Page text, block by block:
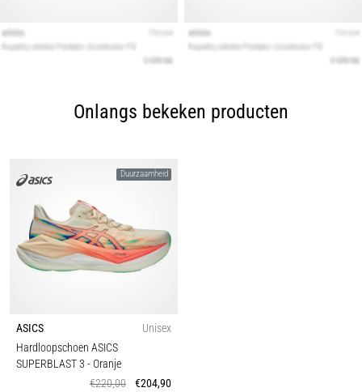
Onlangs bekeken producten
Duurzaamheid
ASICS
Unisex
Hardloopschoen ASICS
SUPERBLAST 3 - Oranje
€220,00
€204,90